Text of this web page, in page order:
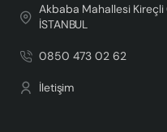
Akbaba Mahallesi Kireçli
İSTANBUL
0850 473 02 62
İletişim